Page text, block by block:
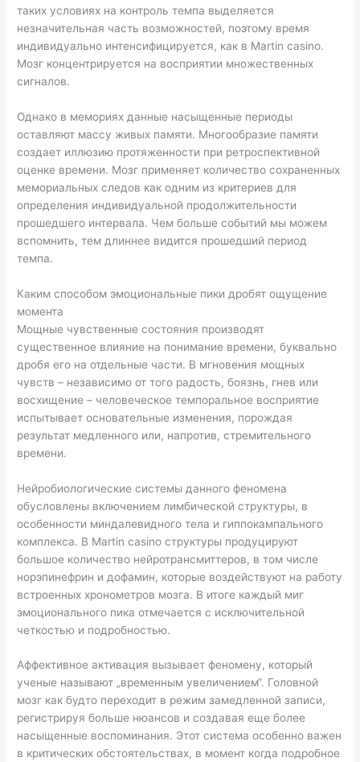
таких условиях на контроль темпа выделяется
незначительная часть возможностей, поэтому время
индивидуально интенсифицируется, как в Martin casino.
Мозг концентрируется на восприятии множественных
сигналов.
Однако в мемориях данные насыщенные периоды
оставляют массу живых памяти. Многообразие памяти
создает иллюзию протяженности при ретроспективной
оценке времени. Мозг применяет количество сохраненных
мемориальных следов как одним из критериев для
определения индивидуальной продолжительности
прошедшего интервала. Чем больше событий мы можем
вспомнить, тем длиннее видится прошедший период
темпа.
Каким способом эмоциональные пики дробят ощущение
момента
Мощные чувственные состояния производят
существенное влияние на понимание времени, буквально
дробя его на отдельные части. В мгновения мощных
чувств – независимо от того радость, боязнь, гнев или
восхищение – человеческое темпоральное восприятие
испытывает основательные изменения, порождая
результат медленного или, напротив, стремительного
времени.
Нейробиологические системы данного феномена
обусловлены включением лимбической структуры, в
особенности миндалевидного тела и гиппокампального
комплекса. В Martin casino структуры продуцируют
большое количество нейротрансмиттеров, в том числе
норэпинефрин и дофамин, которые воздействуют на работу
встроенных хронометров мозга. В итоге каждый миг
эмоционального пика отмечается с исключительной
четкостью и подробностью.
Аффективное активация вызывает феномену, который
ученые называют „временным увеличением“. Головной
мозг как будто переходит в режим замедленной записи,
регистрируя больше нюансов и создавая еще более
насыщенные воспоминания. Этот система особенно важен
в критических обстоятельствах, в момент когда подробное